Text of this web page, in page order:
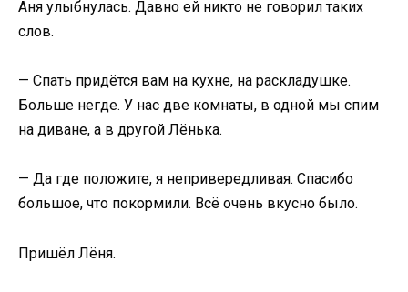
Аня улыбнулась. Давно ей никто не говорил таких
слов.
— Спать придётся вам на кухне, на раскладушке.
Больше негде. У нас две комнаты, в одной мы спим
на диване, а в другой Лёнька.
— Да где положите, я непривередливая. Спасибо
большое, что покормили. Всё очень вкусно было.
Пришёл Лёня.